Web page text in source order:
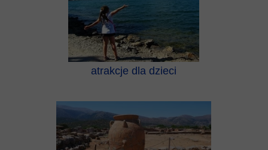
atrakcje dla dzieci